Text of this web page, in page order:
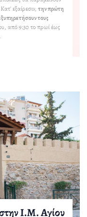
εξαίρεσιν, την πρώτη
τους
από 9:30 το πρωί έως
Ι.Μ. Αγίου
στο
για τα